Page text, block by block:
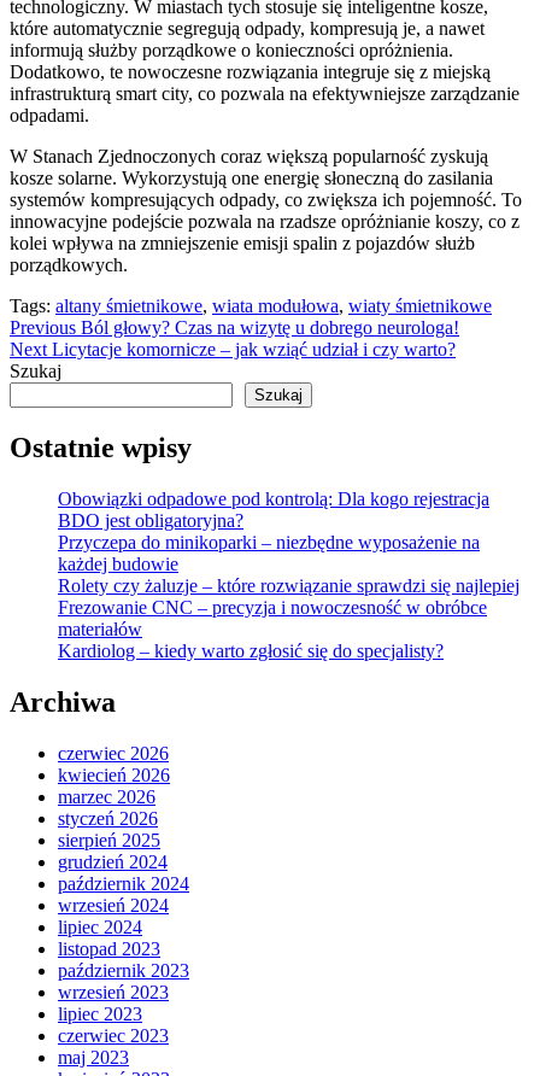
technologiczny. W miastach tych stosuje się inteligentne kosze,
które automatycznie segregują odpady, kompresują je, a nawet
informują służby porządkowe o konieczności opróżnienia.
Dodatkowo, te nowoczesne rozwiązania integruje się z miejską
infrastrukturą smart city, co pozwala na efektywniejsze zarządzanie
odpadami.
W Stanach Zjednoczonych coraz większą popularność zyskują
kosze solarne. Wykorzystują one energię słoneczną do zasilania
systemów kompresujących odpady, co zwiększa ich pojemność. To
innowacyjne podejście pozwala na rzadsze opróżnianie koszy, co z
kolei wpływa na zmniejszenie emisji spalin z pojazdów służb
porządkowych.
Tags: altany śmietnikowe, wiata modułowa, wiaty śmietnikowe
Continue
Reading
Previous Ból głowy? Czas na wizytę u dobrego neurologa!
Next Licytacje komornicze – jak wziąć udział i czy warto?
Szukaj
Szukaj
Ostatnie wpisy
Obowiązki odpadowe pod kontrolą: Dla kogo rejestracja
BDO jest obligatoryjna?
Przyczepa do minikoparki – niezbędne wyposażenie na
każdej budowie
Rolety czy żaluzje – które rozwiązanie sprawdzi się najlepiej
Frezowanie CNC – precyzja i nowoczesność w obróbce
materiałów
Kardiolog – kiedy warto zgłosić się do specjalisty?
Archiwa
czerwiec 2026
kwiecień 2026
marzec 2026
styczeń 2026
sierpień 2025
grudzień 2024
październik 2024
wrzesień 2024
lipiec 2024
listopad 2023
październik 2023
wrzesień 2023
lipiec 2023
czerwiec 2023
maj 2023